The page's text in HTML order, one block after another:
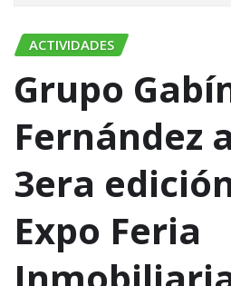
ACTIVIDADES
Grupo
Fernández
3era
Expo Feria